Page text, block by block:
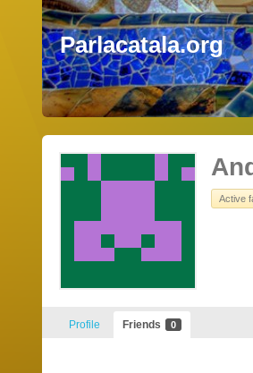
Parlacatala.org
Active
Profile Friends 0